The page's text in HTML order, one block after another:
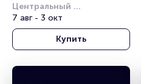
Центральный
академический театр
Российской Армии
7 авг - 3 окт
Купить